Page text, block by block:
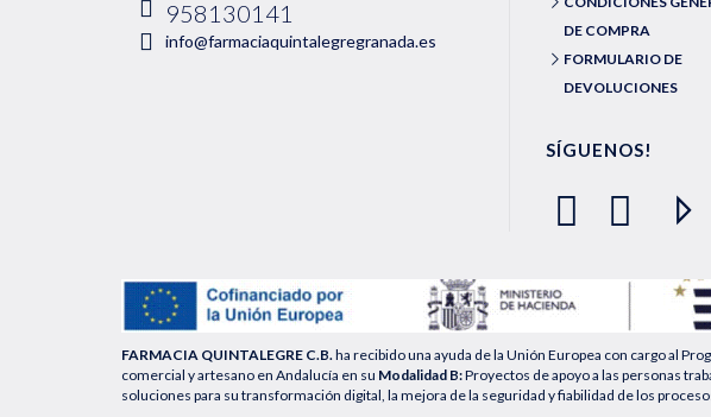
958130141
info@farmaciaquintalegregranada.es
DE COMPRA
FORMULARIO DE
DEVOLUCIONES
SÍGUENOS!
FARMACIA QUINTALEGRE C.B. ha recibido una ayuda de la Unión Europea con cargo al
comercial y artesano en Andalucía en su Modalidad B:Proyectos de apoyo a las personas
soluciones para su transformación digital, la mejora de la seguridad y fiabilidad de los